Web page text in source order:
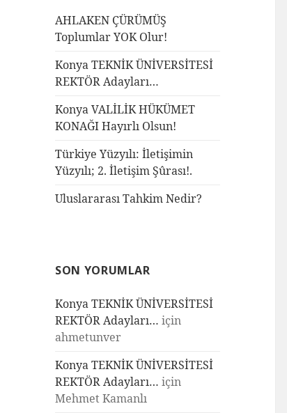
AHLAKEN ÇÜRÜMÜŞ
Toplumlar YOK Olur!
Konya TEKNİK ÜNİVERSİTESİ
REKTÖR Adayları…
Konya VALİLİK HÜKÜMET
KONAĞI Hayırlı Olsun!
Türkiye Yüzyılı: İletişimin
Yüzyılı; 2. İletişim Şûrası!.
Uluslararası Tahkim Nedir?
SON YORUMLAR
Konya TEKNİK ÜNİVERSİTESİ
REKTÖR Adayları… için
ahmetunver
Konya TEKNİK ÜNİVERSİTESİ
REKTÖR Adayları… için
Mehmet Kamanlı